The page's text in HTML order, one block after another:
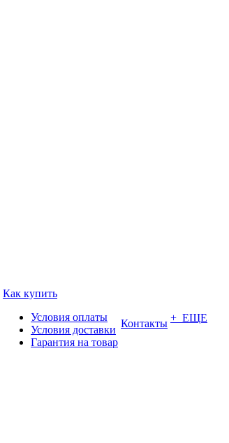
Как купить
Условия оплаты
Условия доставки
Гарантия на товар
Контакты + ЕЩЕ